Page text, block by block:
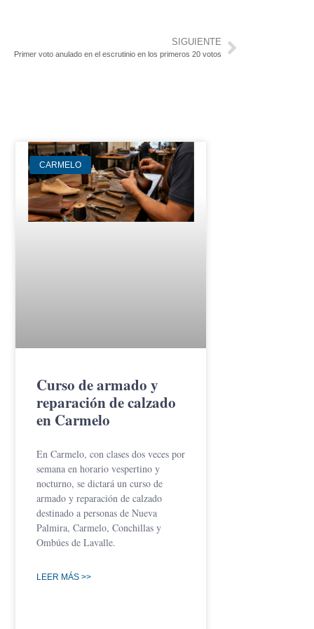
SIGUIENTE
Primer voto anulado en el escrutinio en los primeros 20 votos
CARMELO
Curso de armado y
reparación de calzado
en Carmelo
En Carmelo, con clases dos veces por
semana en horario vespertino y
nocturno, se dictará un curso de
armado y reparación de calzado
destinado a personas de Nueva
Palmira, Carmelo, Conchillas y
Ombúes de Lavalle.
LEER MÁS >>